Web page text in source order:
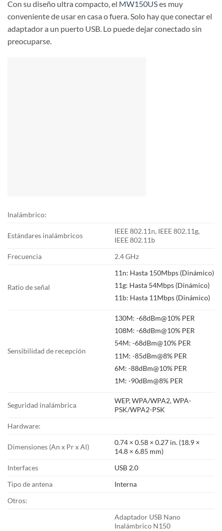
Con su diseño ultra compacto, el MW150USes muy
conveniente de usar en casa o fuera. Solo hay que conectar el
adaptador a un puerto USB. Lo puede dejar conectado sin
preocuparse.
Inalámbrico:
Estándares inalámbricos
IEEE 802.11n, IEEE 802.11g,
IEEE 802.11b
Frecuencia
2.4 GHz
Ratio de señal
11n: Hasta 150Mbps (Dinámico)
11g: Hasta 54Mbps (Dinámico)
11b: Hasta 11Mbps (Dinámico)
Sensibilidad de recepción
130M: -68dBm@10% PER
108M: -68dBm@10% PER
54M: -68dBm@10% PER
11M: -85dBm@8% PER
6M: -88dBm@10% PER
1M: -90dBm@8% PER
Seguridad inalámbrica
WEP, WPA/WPA2, WPA-
PSK/WPA2-PSK
Hardware:
Dimensiones (An x Pr x Al)
0.74 × 0.58 × 0.27 in. (18.9 ×
14.8 × 6.85 mm)
Interfaces
USB 2.0
Tipo de antena
Interna
Otros:
Adaptador USB Nano
Inalámbrico N150